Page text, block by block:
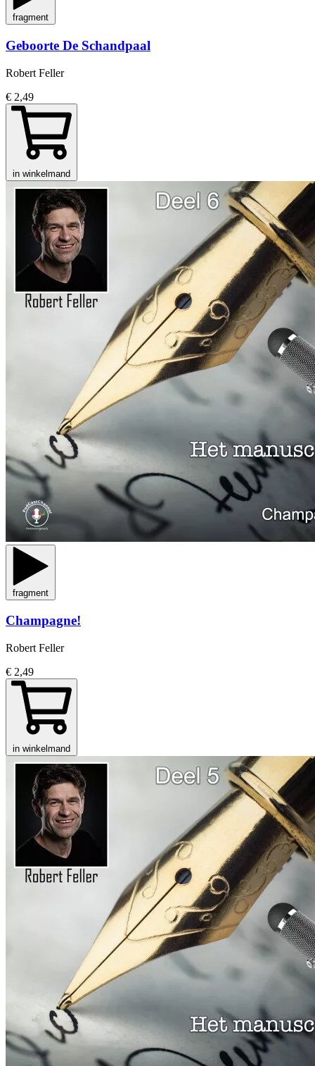
fragment
Geboorte De Schandpaal
Robert Feller
€ 2,49
in winkelmand
fragment
Champagne!
Robert Feller
€ 2,49
in winkelmand